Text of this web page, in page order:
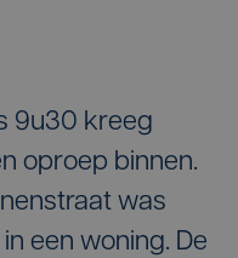
9u30 kreeg
oproep binnen.
was
een woning. De